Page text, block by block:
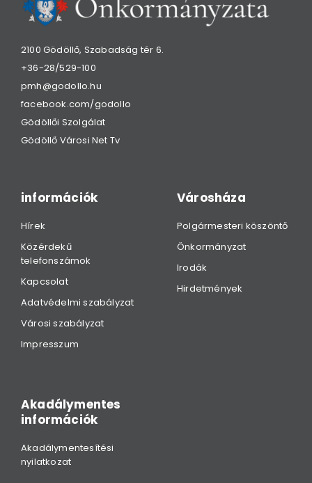
2100 Gödöllő, Szabadság tér 6.
+36-28/529-100
pmh@godollo.hu
facebook.com/godollo
Gödöllői Szolgálat
Gödöllő Városi Net Tv
információk
Hírek
Közérdekű
telefonszámok
Kapcsolat
Adatvédelmi szabályzat
Városi szabályzat
Impresszum
Városháza
Polgármesteri köszöntő
Önkormányzat
Irodák
Hirdetmények
Akadálymentes
információk
Akadálymentesítési
nyilatkozat